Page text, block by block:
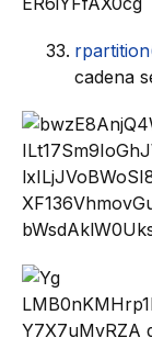
cadena